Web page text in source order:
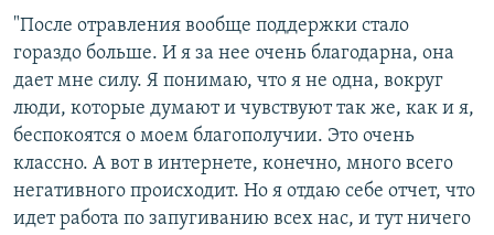
"После отравления вообще поддержки стало
гораздо больше. И я за нее очень благодарна, она
дает мне силу. Я понимаю, что я не одна, вокруг
люди, которые думают и чувствуют так же, как и я,
беспокоятся о моем благополучии. Это очень
классно. А вот в интернете, конечно, много всего
негативного происходит. Но я отдаю себе отчет, что
идет работа по запугиванию всех нас, и тут ничего